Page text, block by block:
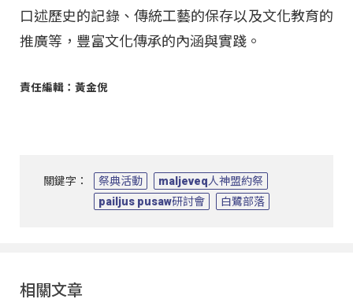
口述歷史的記錄、傳統工藝的保存以及文化教育的
推廣等，豐富文化傳承的內涵與實踐。
責任編輯：黃金倪
關鍵字： 祭典活動
maljeveq人神盟約祭
pailjus pusaw研討會
白鷺部落
相關文章